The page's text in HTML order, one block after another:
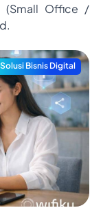
(Small Office /
Solusi Bisnis Digital